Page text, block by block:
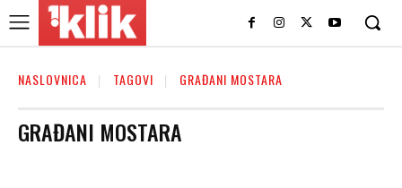
NASLOVNICA TAGOVI GRAĐANI MOSTARA
GRAĐANI MOSTARA